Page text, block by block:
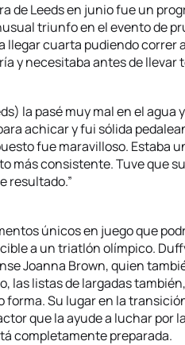
de Leeds en junio fue un
triunfo en el evento de
llegar cuarta pudiendo correr
y necesitaba antes de llevar
la pasé muy mal en el
achicar y fui sólida
fue maravilloso. Estaba
más consistente. Tuve que
resultado.”
únicos en juego que
a un triatlón olímpico.
Joanna Brown, quien
las listas de largadas
forma. Su lugar en la
que la ayude a luchar por
completamente preparada.